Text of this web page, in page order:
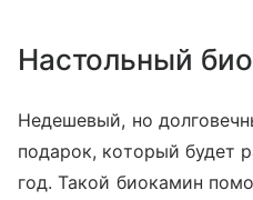
Настольный
Недешевый, но
подарок, который будет
год. Такой биокамин